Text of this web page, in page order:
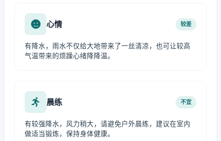
心情 较差
有降水，雨水不仅给大地带来了一丝清凉，也可让较高
气温带来的烦躁心绪降降温。
晨练 不宜
有较强降水，风力稍大，请避免户外晨练，建议在室内
做适当锻炼，保持身体健康。